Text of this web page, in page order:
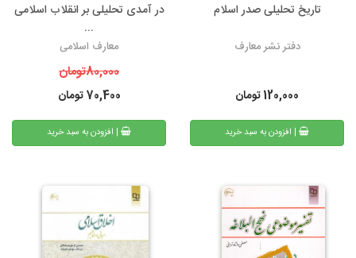
تاریخ تحلیلی صدر اسلام
دفتر نشر معارف
120,000تومان
| افزودن به سبد خرید
در آمدی تحلیلی بر انقلاب اسلامی
...
معارف اسلامی
80,000تومان
70,400تومان
| افزودن به سبد خرید